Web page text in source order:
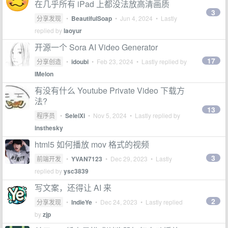
在几乎所有 iPad 上都没法放高清画质
分享发现 • BeautifulSoap • Jun 4, 2024 • Lastly
replied bylaoyur
3
开源一个 Sora AI Video Generator
分享创造 • idoubi • Feb 23, 2024 • Lastly replied by
IMelon
17
有没有什么 Youtube Private Video 下载方
法?
程序员 • SeleiXi • Nov 5, 2024 • Lastly replied by
insthesky
13
html5 如何播放 mov 格式的视频
前端开发 • YVAN7123 • Dec 29, 2023 • Lastly
replied byysc3839
3
写文案，还得让 AI 来
分享发现 • IndieYe • Dec 24, 2023 • Lastly replied
byzjp
2